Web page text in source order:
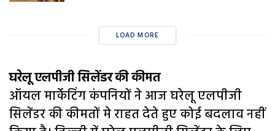
LOAD MORE
घरेलू एलपीजी सिलेंडर की कीमत
ऑयल मार्केटिंग कंपनियों ने आज घरेलू एलपीजी
सिलेंडर की कीमतों मे राहत देते हुए कोई बदलाव नहीं